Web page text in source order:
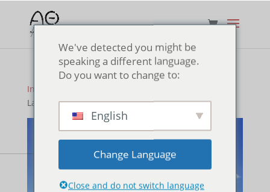
Início
Lagos, Portugal
We've detected you might be
speaking a different language.
Do you want to change to:
English
Change Language
Close and do not switch language